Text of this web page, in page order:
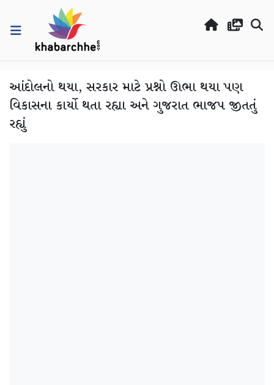
આંદોલનો થયા, સરકાર માટે પ્રશ્નો ઊભા થયા પણ
વિકાસના કાર્યો થતા રહ્યા અને ગુજરાત ભાજપ જીતતું
રહ્યું